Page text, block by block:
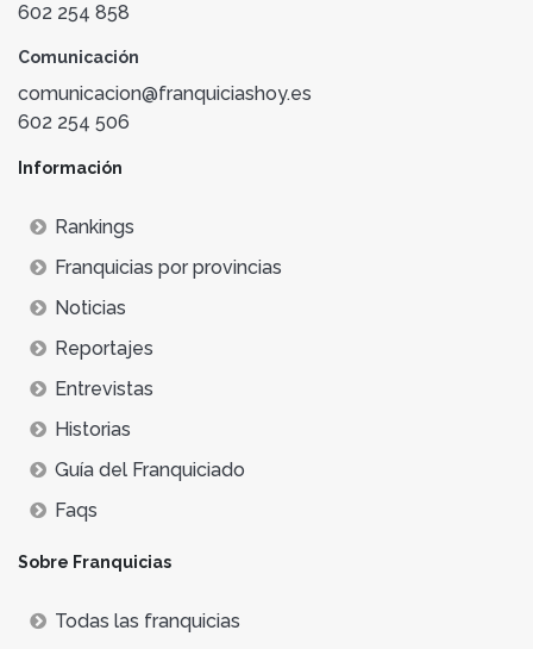
602 254 858
Comunicación
comunicacion@franquiciashoy.es
602 254 506
Información
Rankings
Franquicias por provincias
Noticias
Reportajes
Entrevistas
Historias
Guía del Franquiciado
Faqs
Sobre Franquicias
Todas las franquicias